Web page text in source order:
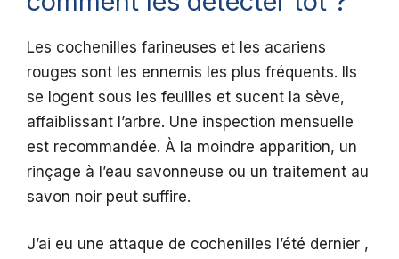
Les cochenilles farineuses et les acariens
rouges sont les ennemis les plus fréquents. Ils
se logent sous les feuilles et sucent la sève,
affaiblissant l’arbre. Une inspection mensuelle
est recommandée. À la moindre apparition, un
rinçage à l’eau savonneuse ou un traitement au
savon noir peut suffire.
J’ai eu une attaque de cochenilles l’été dernier ,